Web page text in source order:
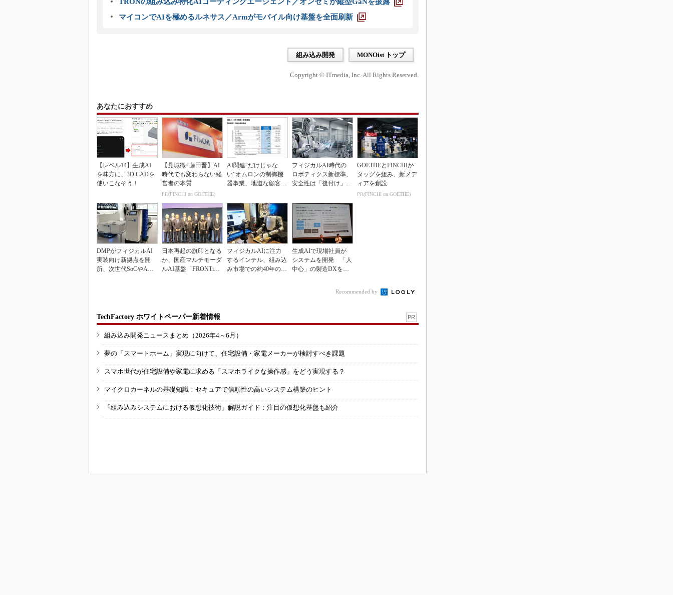
マイコンでAIを極めるルネサス／Armがモバイル向け基盤を全面刷新
組み込み開発 MONOist トップ
Copyright © ITmedia, Inc. All Rights Reserved.
あなたにおすすめ
【レベル14】生成AI
を味方に、3D CADを
使いこなそう！
【見城徹×藤田晋】AI
時代でも変わらない経
営者の本質
PR(FINCHI on GOETHE)
AI関連“だけじゃな
い”オムロンの制御機
器事業、地道な顧客基
フィジカルAI時代の
ロボティクス新標準、
安全性は「後付け」で
GOETHEとFINCHIが
タッグを組み、新メデ
ィアを創設
PR(FINCHI on GOETHE)
DMPがフィジカルAI
実装向け新拠点を開
所、次世代SoCやAM
日本再起の旗印となる
か、国産マルチモーダ
ルAI基盤「FRONTi
フィジカルAIに注力
するインテル、組み込
み市場での約40年の実
生成AIで現場社員が
システムを開発 「人
中心」の製造DXを自
Recommended by
TechFactory ホワイトペーパー新着情報 PR
組み込み開発ニュースまとめ（2026年4～6月）
夢の「スマートホーム」実現に向けて、住宅設備・家電メーカーが検討すべき課題
スマホ世代が住宅設備や家電に求める「スマホライクな操作感」をどう実現する？
マイクロカーネルの基礎知識：セキュアで信頼性の高いシステム構築のヒント
「組み込みシステムにおける仮想化技術」解説ガイド：注目の仮想化基盤も紹介